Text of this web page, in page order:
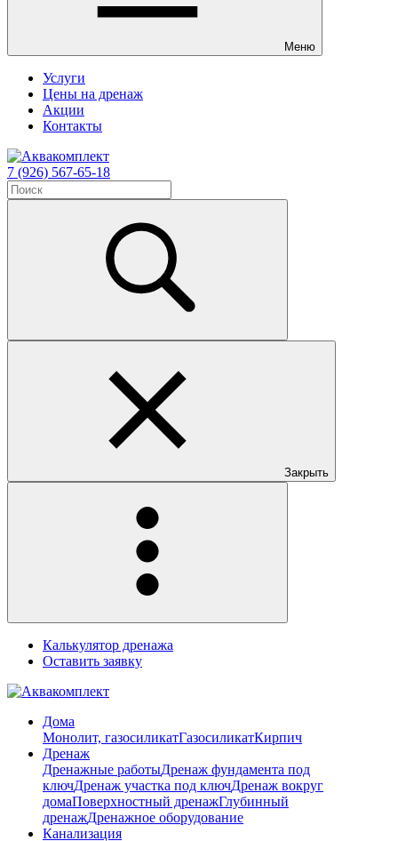
Меню
Услуги
Цены на дренаж
Акции
Контакты
7 (926) 567-65-18
Закрыть
Калькулятор дренажа
Оставить заявку
Дома
Монолит, газосиликатГазосиликатКирпич
Дренаж
Дренажные работыДренаж фундамента под
ключДренаж участка под ключДренаж вокруг
домаПоверхностный дренажГлубинный
дренажДренажное оборудование
Канализация